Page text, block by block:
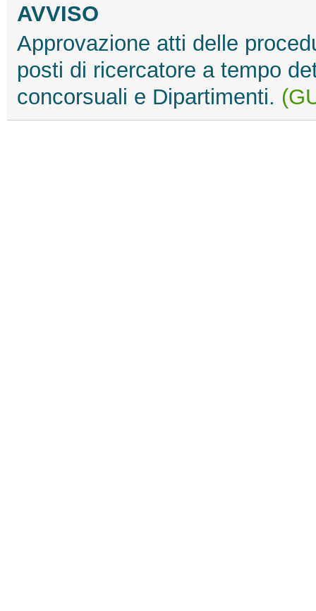
AVVISO
Approvazione atti delle
posti di ricercatore a tempo
concorsuali e Dipartimenti.